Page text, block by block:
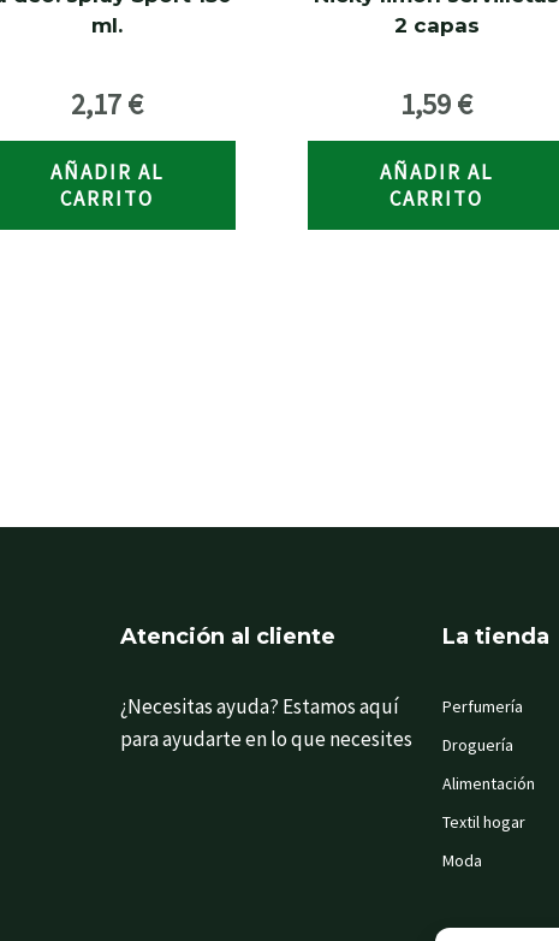
ml.
2,17€
AÑADIR AL
CARRITO
2 capas
1,59€
AÑADIR AL
CARRITO
Atención al cliente
¿Necesitas ayuda? Estamos aquí
para ayudarte en lo que necesites
La tienda
Perfumería
Droguería
Alimentación
Textil hogar
Moda